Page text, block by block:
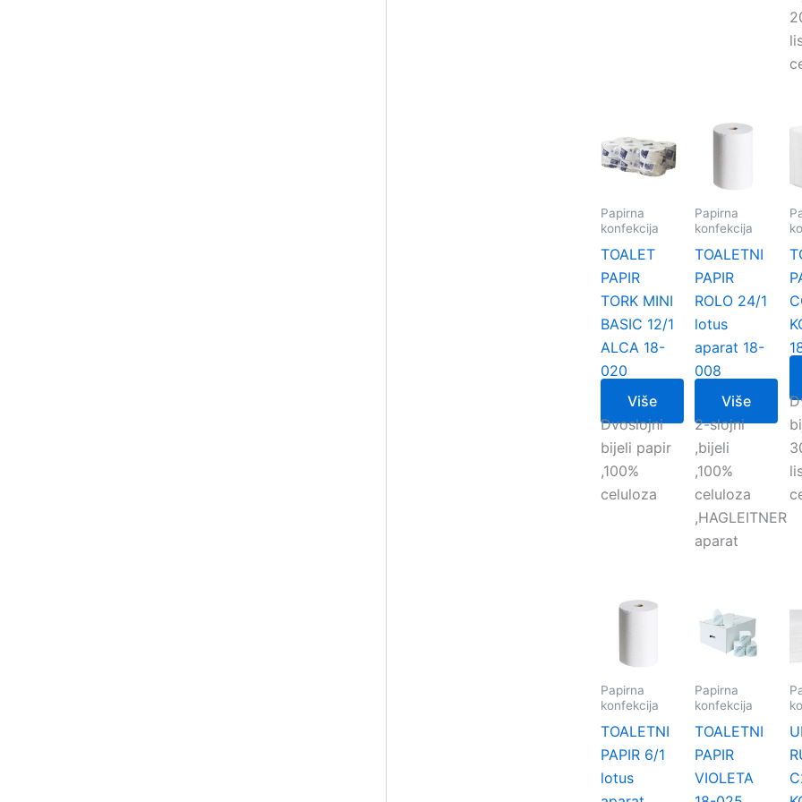
Papirna
konfekcija
TOALET
PAPIR
TORK MINI
BASIC 12/1
ALCA 18-
020
Više
Dvoslojni
bijeli papir
,100%
celuloza
Papirna
konfekcija
TOALETNI
PAPIR
ROLO 24/1
lotus
aparat 18-
008
Više
2-slojni
,bijeli
,100%
celuloza
,HAGLEITNER
aparat
Papirna
konfekcija
TOALETNI
PAPIR 6/1
lotus
Papirna
konfekcija
TOALETNI
PAPIR
VIOLETA